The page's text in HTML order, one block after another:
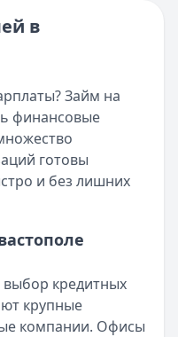
актуальная
переплату или
свежая
прямо сегодня?
с iPhone: что
в
Займ на
финансовые
готовы
и без лишних
кредитных
крупные
компании. Офисы